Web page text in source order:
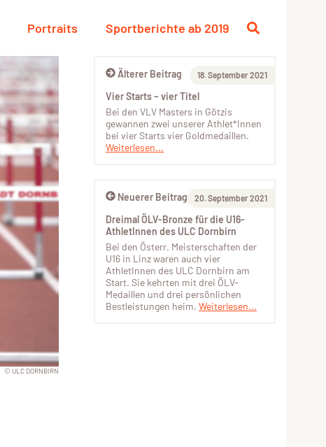
Portraits Sportberichte ab 2019
© ULC DORNBIRN
Älterer Beitrag 18. September 2021
Vier Starts – vier Titel
Bei den VLV Masters in Götzis
gewannen zwei unserer Athlet*Innen
bei vier Starts vier Goldmedaillen.
Weiterlesen...
Neuerer Beitrag 20. September 2021
Dreimal ÖLV-Bronze für die U16-
AthletInnen des ULC Dornbirn
Bei den Österr. Meisterschaften der
U16 in Linz waren auch vier
AthletInnen des ULC Dornbirn am
Start. Sie kehrten mit drei ÖLV-
Medaillen und drei persönlichen
Bestleistungen heim. Weiterlesen...